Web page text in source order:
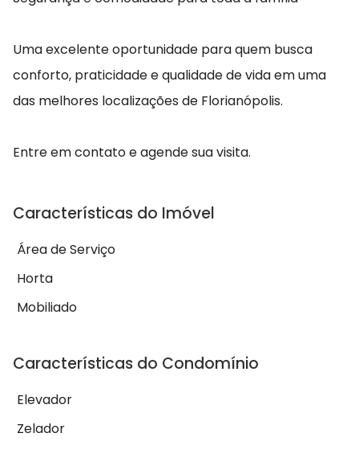
Uma excelente oportunidade para quem busca
conforto, praticidade e qualidade de vida em uma
das melhores localizações de Florianópolis.
Entre em contato e agende sua visita.
Características do Imóvel
Área de Serviço
Horta
Mobiliado
Características do Condomínio
Elevador
Zelador